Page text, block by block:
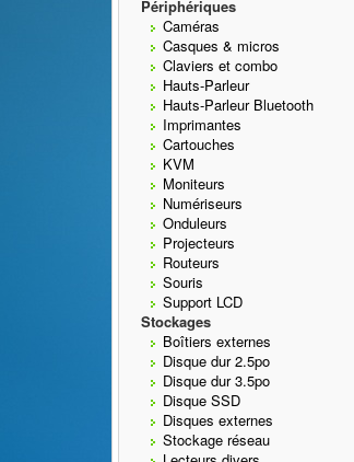
Périphériques
Caméras
Casques & micros
Claviers et combo
Hauts-Parleur
Hauts-Parleur Bluetooth
Imprimantes
Cartouches
KVM
Moniteurs
Numériseurs
Onduleurs
Projecteurs
Routeurs
Souris
Support LCD
Stockages
Boîtiers externes
Disque dur 2.5po
Disque dur 3.5po
Disque SSD
Disques externes
Stockage réseau